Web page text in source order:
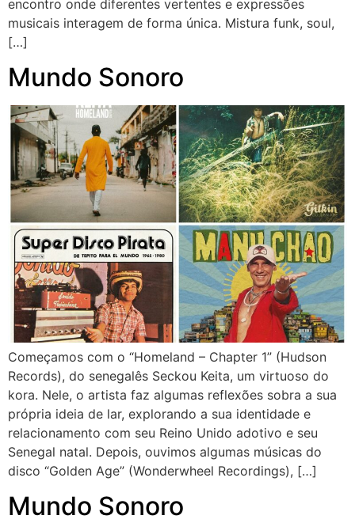
encontro onde diferentes vertentes e expressões
musicais interagem de forma única. Mistura funk, soul,
[…]
Mundo Sonoro
Começamos com o “Homeland – Chapter 1” (Hudson
Records), do senegalês Seckou Keita, um virtuoso do
kora. Nele, o artista faz algumas reflexões sobra a sua
própria ideia de lar, explorando a sua identidade e
relacionamento com seu Reino Unido adotivo e seu
Senegal natal. Depois, ouvimos algumas músicas do
disco “Golden Age” (Wonderwheel Recordings), […]
Mundo Sonoro